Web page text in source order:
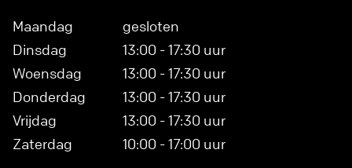
Maandag
gesloten
Dinsdag
13:00 - 17:30 uur
Woensdag
13:00 - 17:30 uur
Donderdag
13:00 - 17:30 uur
Vrijdag
13:00 - 17:30 uur
Zaterdag
10:00 - 17:00 uur